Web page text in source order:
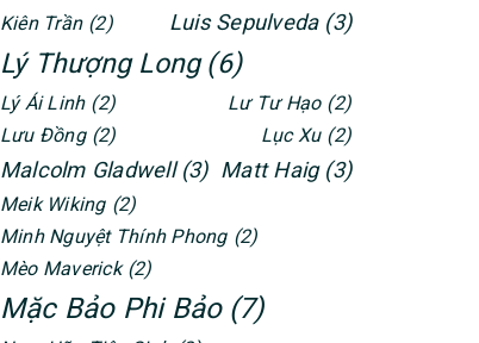
Kiên Trần (2) Luis Sepulveda (3)
Lý Thượng Long (6)
Lý Ái Linh (2) Lư Tư Hạo (2)
Lưu Đồng (2) Lục Xu (2)
Malcolm Gladwell (3) Matt Haig (3)
Meik Wiking (2)
Minh Nguyệt Thính Phong (2)
Mèo Maverick (2)
Mặc Bảo Phi Bảo (7)